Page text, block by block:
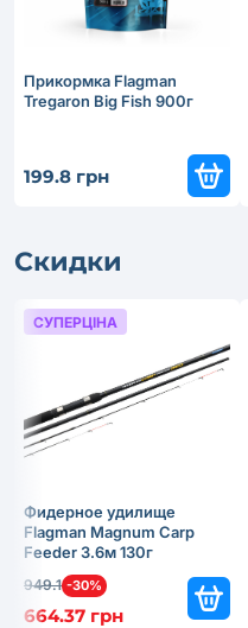
Прикормка Flagman
Tregaron Big Fish 900г
199.8 грн
Скидки
Фидерное удилище
Flagman Magnum Carp
Feeder 3.6м 130г
949.1 -30%
664.37 грн
СУПЕРЦІНА